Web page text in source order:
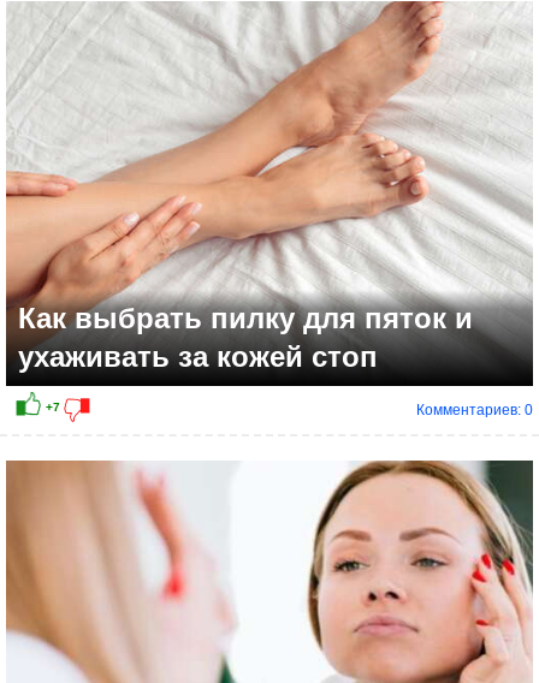
Как выбрать пилку для пяток и
ухаживать за кожей стоп
Комментариев: 0